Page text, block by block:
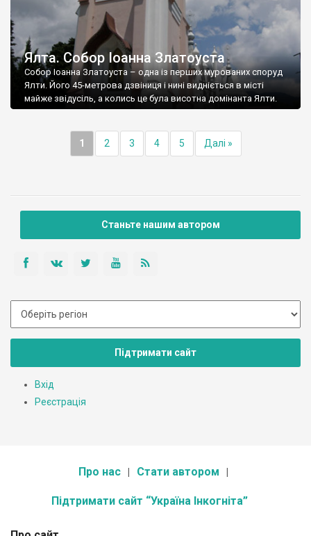
Ялта. Собор Іоанна Златоуста
Собор Іоанна Златоуста – одна із перших мурованих споруд
Ялти. Його 45-метрова дзвіниця і нині видніється в місті
майже звідусіль, а колись це була висотна домінанта Ялти.
1 2 3 4 5 Далі »
Станьте нашим автором
Підтримати сайт
Вхід
Реєстрація
Про нас Стати автором
Підтримати сайт “Україна Інкогніта”